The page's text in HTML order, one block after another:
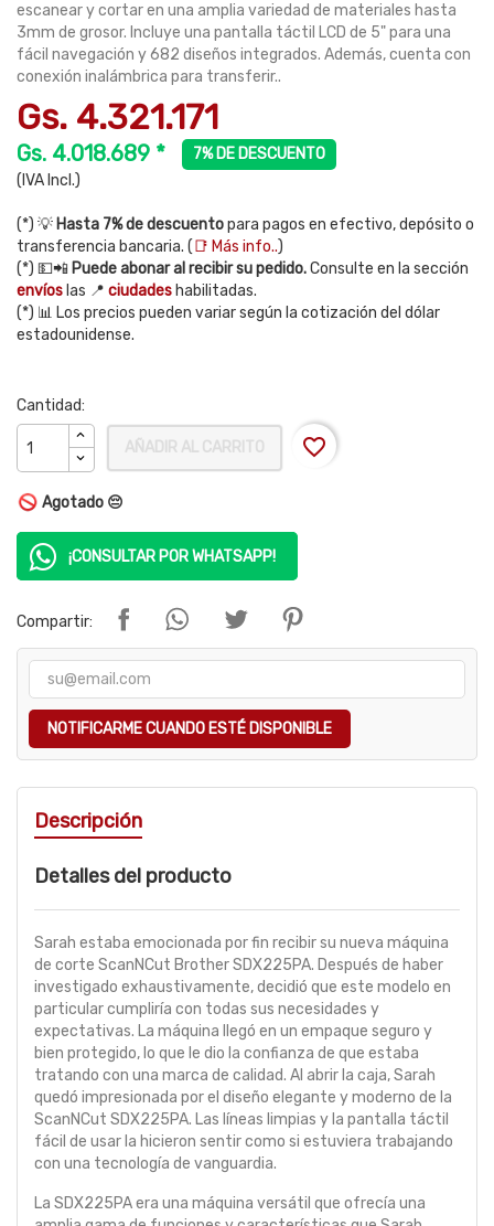
escanear y cortar en una amplia variedad de materiales hasta
3mm de grosor. Incluye una pantalla táctil LCD de 5" para una
fácil navegación y 682 diseños integrados. Además, cuenta con
conexión inalámbrica para transferir..
Gs. 4.321.171
Gs. 4.018.689 *
7% DE DESCUENTO
(IVA Incl.)
(*) 💡 Hasta 7% de descuentopara pagos en efectivo, depósito o
transferencia bancaria. (📑 Más info..)
(*) 💵📲 Puede abonar al recibir su pedido.Consulte en la sección
envíos las 📍 ciudades habilitadas.
(*) 📊 Los precios pueden variar según la cotización del dólar
estadounidense.
Cantidad:
AÑADIR AL CARRITO favorite_border
Agotado 😔
¡CONSULTAR POR WHATSAPP!
Compartir:
NOTIFICARME CUANDO ESTÉ DISPONIBLE
Descripción
Detalles del producto
Sarah estaba emocionada por fin recibir su nueva máquina
de corte ScanNCut Brother SDX225PA. Después de haber
investigado exhaustivamente, decidió que este modelo en
particular cumpliría con todas sus necesidades y
expectativas. La máquina llegó en un empaque seguro y
bien protegido, lo que le dio la confianza de que estaba
tratando con una marca de calidad. Al abrir la caja, Sarah
quedó impresionada por el diseño elegante y moderno de la
ScanNCut SDX225PA. Las líneas limpias y la pantalla táctil
fácil de usar la hicieron sentir como si estuviera trabajando
con una tecnología de vanguardia.
La SDX225PA era una máquina versátil que ofrecía una